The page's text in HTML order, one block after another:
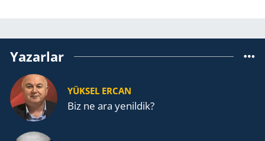
Yazarlar
YÜKSEL ERCAN
Biz ne ara yenildik?